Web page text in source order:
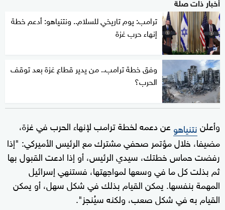
ترامب: يوم تاريخي للسلام.. ونتنياهو: أدعم خطة
إنهاء حرب غزة
وفق خطة ترامب.. من يدير قطاع غزة بعد توقف
الحرب؟
وأعلننتنياهو عن دعمه لخطة ترامب لإنهاء الحرب في غزة،
مضيفا، خلال مؤتمر صحفي مشترك مع الرئيس الأميركي: "إذا
رفضت حماس خطتك، سيدي الرئيس، أو إذا ادعت القبول بها
ثم بذلت كل ما في وسعها لمواجهتها، فستنهي إسرائيل
المهمة بنفسها. يمكن القيام بذلك في شكل سهل، أو يمكن
القيام به في شكل صعب، ولكنه سيُنجز".